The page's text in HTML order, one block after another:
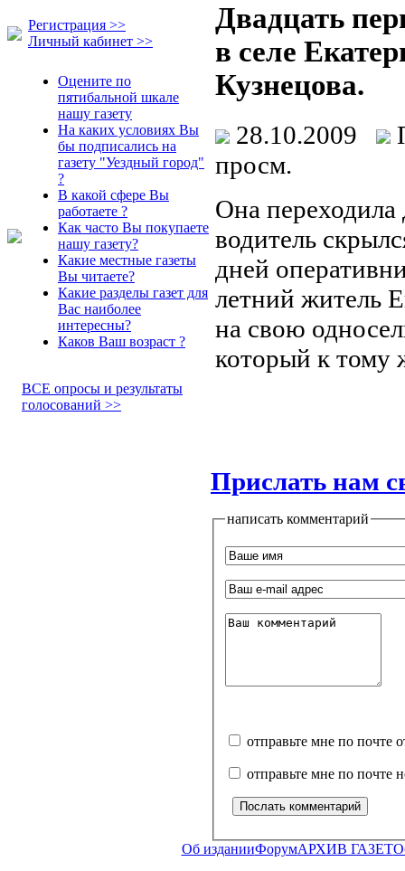
Регистрация >>
Личный кабинет >>
Оцените по
пятибальной шкале
нашу газету
На каких условиях Вы
бы подписались на
газету "Уездный город"
?
В какой сфере Вы
работаете ?
Как часто Вы покупаете
нашу газету?
Какие местные газеты
Вы читаете?
Какие разделы газет для
Вас наиболее
интересны?
Каков Ваш возраст ?
ВСЕ опросы и результаты
голосований >>
Двадцать
в селе
Кузнецова.
28.10.2009
просм.
Она
водитель
дней
летний житель
на свою
который к тому
Прислать нам
написать комментарий
отправьте мне по почте
отправьте мне по почте
Об изданииФорумАРХИВ ГАЗЕТ